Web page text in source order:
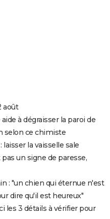
août
à dégraisser la paroi de
selon ce chimiste
la vaisselle sale
un signe de paresse,
: "un chien qui éternue n'est
dire qu'il est heureux"
les 3 détails à vérifier pour